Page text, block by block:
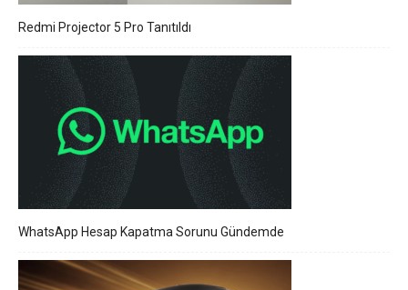
Redmi Projector 5 Pro Tanıtıldı
WhatsApp Hesap Kapatma Sorunu Gündemde